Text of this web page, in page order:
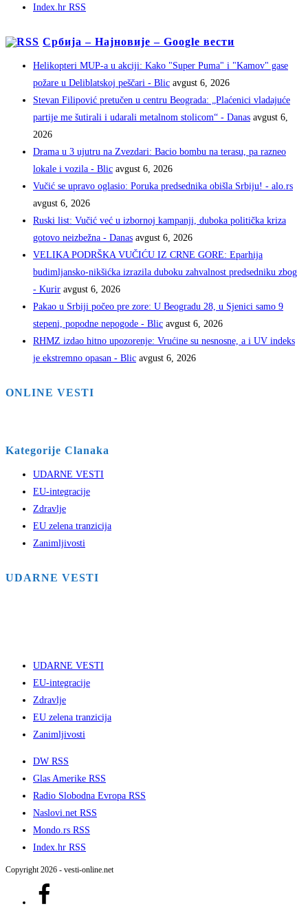
Index.hr RSS
Србија – Најновије – Google вести
Helikopteri MUP-a u akciji: Kako "Super Puma" i "Kamov" gase
požare u Deliblatskoj peščari - Blic avgust 6, 2026
Stevan Filipović pretučen u centru Beograda: „Plaćenici vladajuće
partije me šutirali i udarali metalnom stolicom“ - Danas avgust 6,
2026
Drama u 3 ujutru na Zvezdari: Bacio bombu na terasu, pa razneo
lokale i vozila - Blic avgust 6, 2026
Vučić se upravo oglasio: Poruka predsednika obišla Srbiju! - alo.rs
avgust 6, 2026
Ruski list: Vučić već u izbornoj kampanji, duboka politička kriza
gotovo neizbežna - Danas avgust 6, 2026
VELIKA PODRŠKA VUČIĆU IZ CRNE GORE: Eparhija
budimljansko-nikšićka izrazila duboku zahvalnost predsedniku zbog
- Kurir avgust 6, 2026
Pakao u Srbiji počeo pre zore: U Beogradu 28, u Sjenici samo 9
stepeni, popodne nepogode - Blic avgust 6, 2026
RHMZ izdao hitno upozorenje: Vrućine su nesnosne, a i UV indeks
je ekstremno opasan - Blic avgust 6, 2026
ONLINE VESTI
Kategorije Clanaka
UDARNE VESTI
EU-integracije
Zdravlje
EU zelena tranzicija
Zanimljivosti
UDARNE VESTI
UDARNE VESTI
EU-integracije
Zdravlje
EU zelena tranzicija
Zanimljivosti
DW RSS
Glas Amerike RSS
Radio Slobodna Evropa RSS
Naslovi.net RSS
Mondo.rs RSS
Index.hr RSS
Copyright 2026 - vesti-online.net